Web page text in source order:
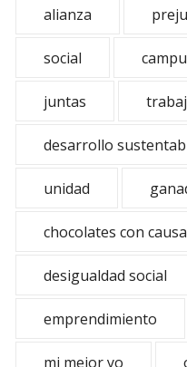
alianza
social
juntas
desarrollo
unidad
chocolates con causa
desigualdad social
emprendimiento
mi mejor yo